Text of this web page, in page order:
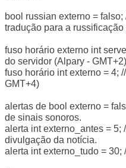
bool russian externo =
tradução para a
fuso horário externo int
do servidor (Alpary - GMT+2)
fuso horário int externo = 4;
GMT+4)
alertas de bool externo =
de sinais sonoros.
alerta int externo_antes = 5;
divulgação da notícia.
alerta int externo_tudo =